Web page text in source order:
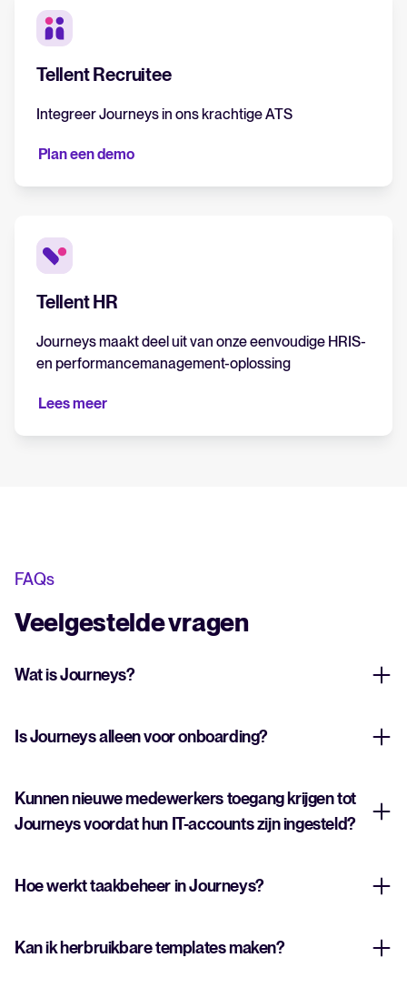
Tellent Recruitee
Integreer Journeys in ons krachtige ATS
Plan een demo
Tellent HR
Journeys maakt deel uit van onze eenvoudige HRIS-
en performancemanagement-oplossing
Lees meer
FAQs
Veelgestelde vragen
Wat is Journeys?
Is Journeys alleen voor onboarding?
Kunnen nieuwe medewerkers toegang krijgen tot
Journeys voordat hun IT-accounts zijn ingesteld?
Hoe werkt taakbeheer in Journeys?
Kan ik herbruikbare templates maken?